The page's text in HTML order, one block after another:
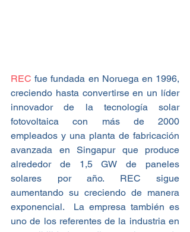
REC fue fundada en Noruega en 1996,
creciendo hasta convertirse en un líder
innovador de la tecnología solar
fotovoltaica con más de 2000
empleados y una planta de fabricación
avanzada en Singapur que produce
alrededor de 1,5 GW de paneles
solares por año. REC sigue
aumentando su creciendo de manera
exponencial.  La empresa también es
uno de los referentes de la industria en